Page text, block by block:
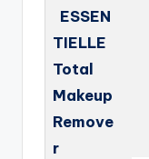
ESSEN
TIELLE
Total
Makeup
Remove
r